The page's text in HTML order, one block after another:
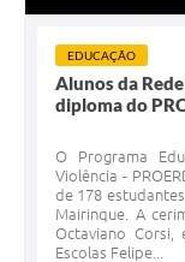
EDUCAÇÃO
Alunos da
diploma do
O Programa
Violência -
de 178
Mairinque. A
Octaviano
Escolas Felipe...